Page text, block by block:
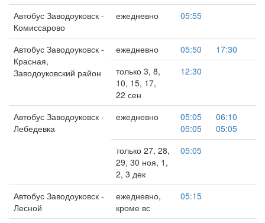
Автобус Заводоуковск -
Комиссарово
ежедневно 05:55
Автобус Заводоуковск -
Красная,
Заводоуковский район
ежедневно 05:50
17:30
только 3, 8,
10, 15, 17,
22 сен
12:30
Автобус Заводоуковск -
Лебедевка
ежедневно 05:05
06:10
05:05
05:05
только 27, 28,
29, 30 ноя, 1,
2, 3 дек
05:05
Автобус Заводоуковск -
Лесной
ежедневно,
кроме вс
05:15